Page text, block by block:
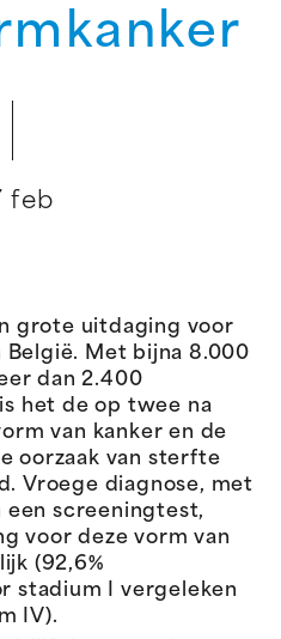
feb
grote uitdaging voor
België. Met bijna 8.000
dan 2.400
het de op twee na
van kanker en de
oorzaak van sterfte
Vroege diagnose, met
een screeningtest,
voor deze vorm van
(92,6%
stadium I vergeleken
IV).